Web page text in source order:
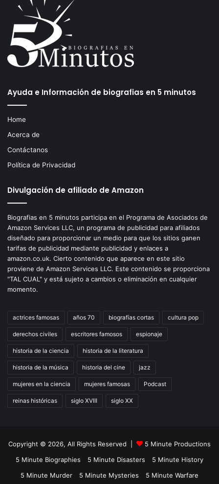
Ayuda e Información de biografias en 5 minutos
Home
Acerca de
Contáctanos
Política de Privacidad
Divulgación de afiliado de Amazon
Biografias en 5 minutos participa en el Programa de Asociados de
Amazon Services LLC, un programa de publicidad para afiliados
diseñado para proporcionar un medio para que los sitios ganen
tarifas de publicidad mediante publicidad y enlaces a
amazon.co.uk. Cierto contenido que aparece en este sitio
proviene de Amazon Services LLC. Este contenido se proporciona
"TAL CUAL" y está sujeto a cambios o eliminación en cualquier
momento.
actrices famosas años 70 biografías cortas cultura pop
derechos civiles escritores famosos espionaje
historia de la ciencia historia de la literatura
historia de la música historia del cine jazz
mujeres en la ciencia mujeres famosas Podcast
reinas históricas siglo XVIII siglo XX
Copyright © 2026, All Rights Reserved |
5 Minute Productions
5 Minute Biographies
5 Minute Disasters
5 Minute History
5 Minute Murder
5 Minute Mysteries 5 Minute Warfare